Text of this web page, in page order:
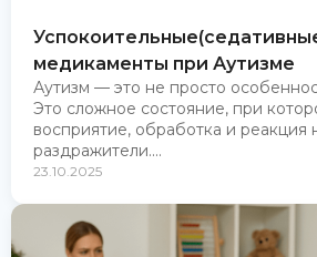
медикаменты при Аутизме
Аутизм — это не просто
Это сложное состояние, при
восприятие, обработка и реакция
раздражители....
23.10.2025